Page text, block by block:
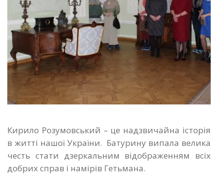
Кирило Розумовський – це надзвичайна історія
в житті нашої України. Батурину випала велика
честь стати дзеркальним відображенням всіх
добрих справ і намірів Гетьмана.